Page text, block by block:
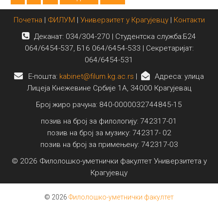
Почетна | ФИЛУМ | Универзитет у Крагујевцу| Контакти
Деканат: 034/304-270 | Студентска служба:Б24
064/6454-537, Б16 064/6454-533 | Секретаријат:
064/6454-531
E-пошта: kabinet@filum.kg.ac.rs |
Адреса: улица
Лицеја Кнежевине Србије 1А, 34000 Крагујевац
Број жиро рачуна: 840-0000032744845-15
позив на број за филологију: 742317-01
позив на број за музику: 742317- 02
позив на број за примењену: 742317-03
© 2026 Филолошко-уметнички факултет Универзитета у
Крагујевцу
© 2026 Филолошко-уметнички факултет